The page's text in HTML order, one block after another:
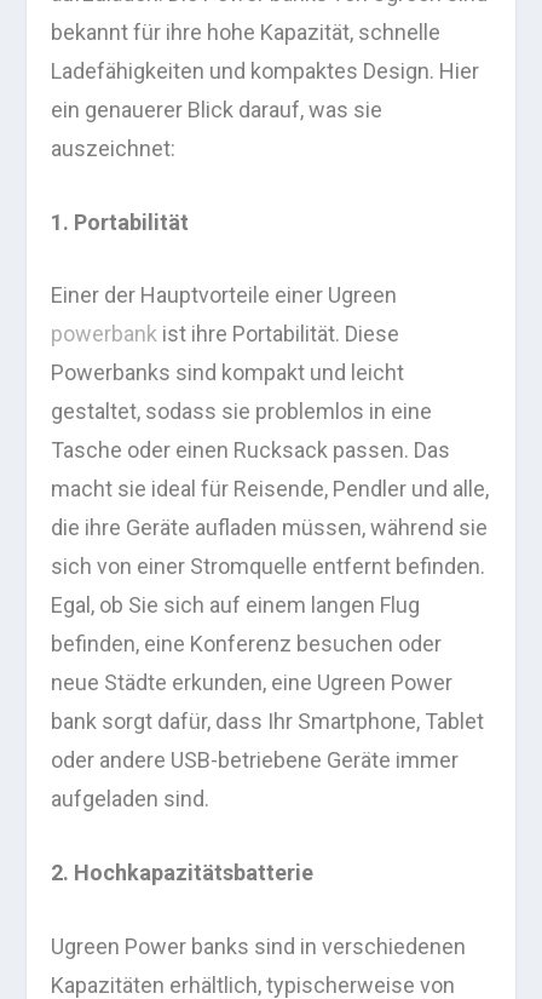
bekannt für ihre hohe Kapazität, schnelle
Ladefähigkeiten und kompaktes Design. Hier
ein genauerer Blick darauf, was sie
auszeichnet:
1. Portabilität
Einer der Hauptvorteile einer Ugreen
powerbank ist ihre Portabilität. Diese
Powerbanks sind kompakt und leicht
gestaltet, sodass sie problemlos in eine
Tasche oder einen Rucksack passen. Das
macht sie ideal für Reisende, Pendler und alle,
die ihre Geräte aufladen müssen, während sie
sich von einer Stromquelle entfernt befinden.
Egal, ob Sie sich auf einem langen Flug
befinden, eine Konferenz besuchen oder
neue Städte erkunden, eine Ugreen Power
bank sorgt dafür, dass Ihr Smartphone, Tablet
oder andere USB-betriebene Geräte immer
aufgeladen sind.
2. Hochkapazitätsbatterie
Ugreen Power banks sind in verschiedenen
Kapazitäten erhältlich, typischerweise von